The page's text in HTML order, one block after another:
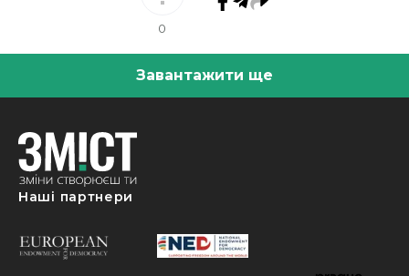
0
Завантажити ще
Наші партнери